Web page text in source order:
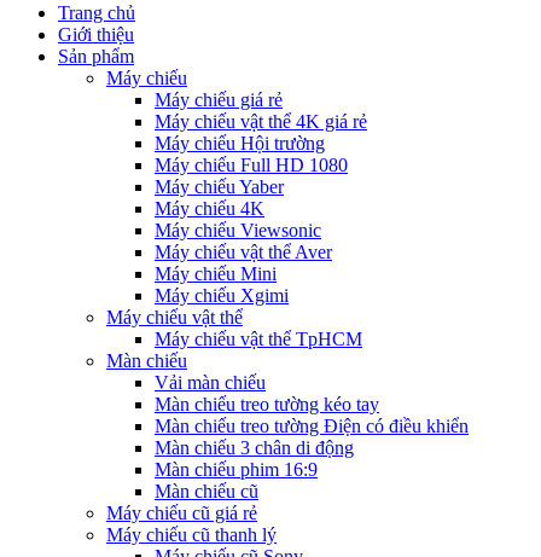
Trang chủ
Giới thiệu
Sản phẩm
Máy chiếu
Máy chiếu giá rẻ
Máy chiếu vật thể 4K giá rẻ
Máy chiếu Hội trường
Máy chiếu Full HD 1080
Máy chiếu Yaber
Máy chiếu 4K
Máy chiếu Viewsonic
Máy chiếu vật thể Aver
Máy chiếu Mini
Máy chiếu Xgimi
Máy chiếu vật thể
Máy chiếu vật thể TpHCM
Màn chiếu
Vải màn chiếu
Màn chiếu treo tường kéo tay
Màn chiếu treo tường Điện có điều khiển
Màn chiếu 3 chân di động
Màn chiếu phim 16:9
Màn chiếu cũ
Máy chiếu cũ giá rẻ
Máy chiếu cũ thanh lý